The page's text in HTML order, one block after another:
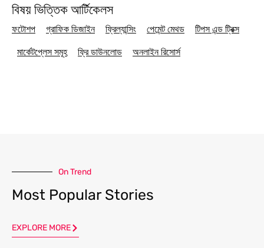
বিষয় ভিত্তিক আর্টিকেলস
ফটোশপ গ্রাফিক ডিজাইন ফ্রিল্যান্সিং পেমেন্ট মেথড টিপস এন্ড ট্রিক্স
মার্কেটপ্লেস সমূহ ফ্রি ডাউনলোড অনলাইন রিসোর্স
On Trend
Most Popular Stories
EXPLORE MORE